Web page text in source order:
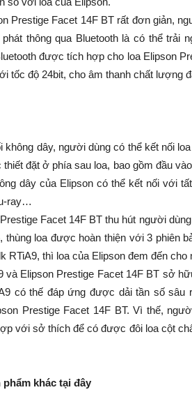
Prestige Facet 14F BT rất đơn giản,
thông qua Bluetooth là có thể trải
được tích hợp cho loa Elipson
tốc độ 24bit, cho âm thanh chất lượng
không dây, người dùng có thể kết nối
đặt ở phía sau loa, bao gồm đầu
dây của Elipson có thể kết nối với
ray…
Facet 14F BT thu hút người
thùng loa được hoàn thiện với 3 phiên
RTiA9, thì loa của Elipson đem đến
và Elipson Prestige Facet 14F BT sở
có thế đáp ứng được dải tần số sâu
Prestige Facet 14F BT. Vì thế,
với sở thích để có được đôi loa cột
khác tại đây